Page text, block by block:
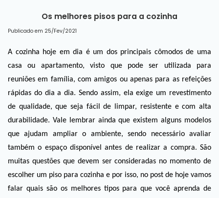
Os melhores pisos para a cozinha
Publicado em 25/Fev/2021
A cozinha hoje em dia é um dos principais cômodos de uma
casa ou apartamento, visto que pode ser utilizada para
reuniões em família, com amigos ou apenas para as refeições
rápidas do dia a dia. Sendo assim, ela exige um revestimento
de qualidade, que seja fácil de limpar, resistente e com alta
durabilidade. Vale lembrar ainda que existem alguns modelos
que ajudam ampliar o ambiente, sendo necessário avaliar
também o espaço disponível antes de realizar a compra. São
muitas questões que devem ser consideradas no momento de
escolher um piso para cozinha e por isso, no post de hoje vamos
falar quais são os melhores tipos para que você aprenda de